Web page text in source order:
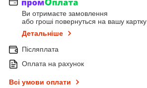
Ви отримаєте замовлення
або гроші повернуться на вашу картку
Детальніше
Післяплата
Оплата на рахунок
Всі умови оплати